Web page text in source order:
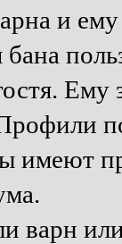
и
Ему
варн